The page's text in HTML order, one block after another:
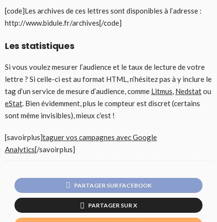
[code]Les archives de ces lettres sont disponibles à l’adresse :
http://www.bidule.fr/archives[/code]
Les statistiques
Si vous voulez mesurer l’audience et le taux de lecture de votre
lettre ? Si celle-ci est au format HTML, n’hésitez pas à y inclure le
tag d’un service de mesure d’audience, comme Litmus, Nedstatou
eStat. Bien évidemment, plus le compteur est discret (certains
sont même invisibles), mieux c’est !
[savoirplus]taguer vos campagnes avec Google
Analytics[/savoirplus]
PARTAGER SUR FACEBOOK
PARTAGER SUR X